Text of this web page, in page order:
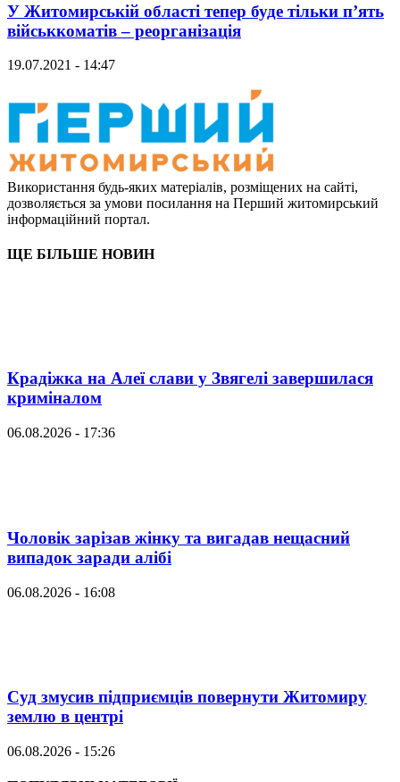
У Житомирській області тепер буде тільки п’ять
військкоматів – реорганізація
19.07.2021 - 14:47
Використання будь-яких матеріалів, розміщених на сайті,
дозволяється за умови посилання на Перший житомирський
інформаційний портал.
ЩЕ БІЛЬШЕ НОВИН
Крадіжка на Алеї слави у Звягелі завершилася
криміналом
06.08.2026 - 17:36
Чоловік зарізав жінку та вигадав нещасний
випадок заради алібі
06.08.2026 - 16:08
Суд змусив підприємців повернути Житомиру
землю в центрі
06.08.2026 - 15:26